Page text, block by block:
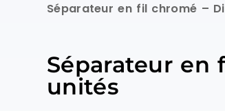
Séparateur en fil chromé –
Séparateur en
unités